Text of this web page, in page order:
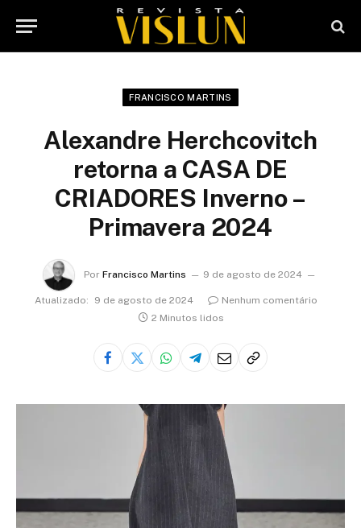
FRANCISCO MARTINS
Alexandre Herchcovitch
retorna a CASA DE
CRIADORES Inverno –
Primavera 2024
Por Francisco Martins 9 de agosto de 2024
Atualizado: 9 de agosto de 2024
Nenhum comentário
2 Minutos lidos